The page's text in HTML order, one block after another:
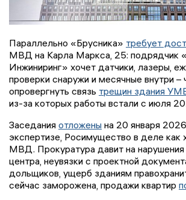
Параллельно «Брусника» требует
МВД на Карла Маркса, 25: подрядчик
Инжиниринг» хочет датчики, лазеры,
проверки снаружи и месячные внутри –
опровергнуть связь трещин здания
из-за которых работы встали с июля
Заседания отложены на 20 января
экспертизе, Росимущество в деле как
МВД. Прокуратура давит на нарушения
центра, неувязки с проектной
дольщиков, ущерб зданиям
сейчас заморожена, продажи квартир